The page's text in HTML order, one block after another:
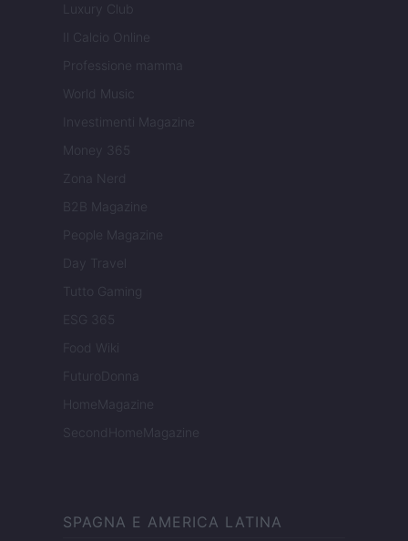
Luxury Club
Il Calcio Online
Professione mamma
World Music
Investimenti Magazine
Money 365
Zona Nerd
B2B Magazine
People Magazine
Day Travel
Tutto Gaming
ESG 365
Food Wiki
FuturoDonna
HomeMagazine
SecondHomeMagazine
SPAGNA E AMERICA LATINA